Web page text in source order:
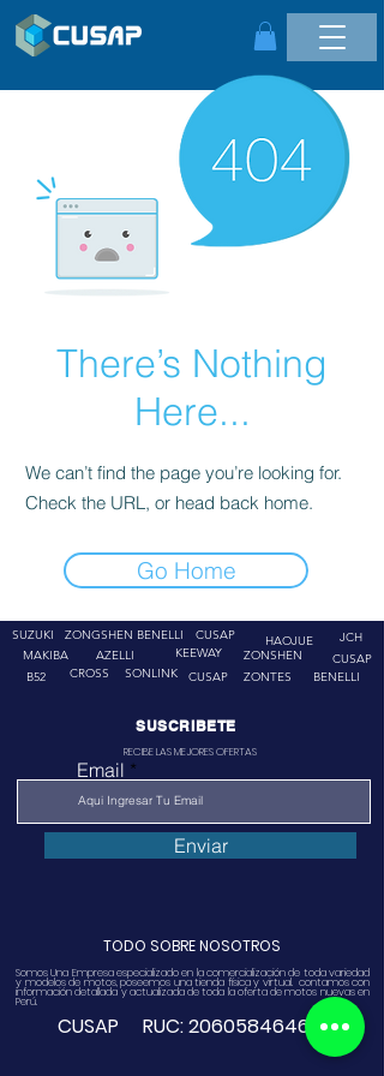
There’s Nothing
Here...
We can’t find the page you’re looking for.
Check the URL, or head back home.
Go Home
SUZUKI
ZONGSHEN
MAKIBA
AZELLI
BENELLI
CUSAP
KEEWAY
B52
CROSS SONLINK CUSAP
HAOJUE
JCH
ZONSHEN
ZONTES
CUSAP
BENELLI
SUSCRIBETE
RECIBE LAS MEJORES OFERTAS
Email
Enviar
TODO SOBRE NOSOTROS
Somos Una Empresa especializado en la comercialización de toda variedad
y modelos de motos, poseemos una tienda física y virtual. contamos con
información detallada y actualizada de toda la oferta de motos nuevas en
Perú.
CUSAP RUC:20605846468